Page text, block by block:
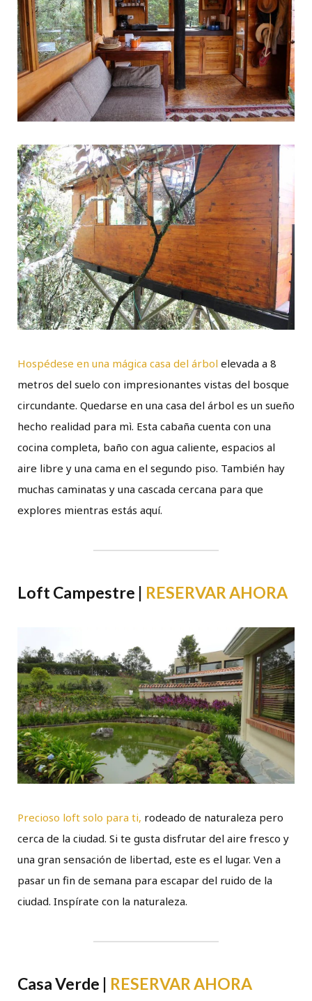
Hospédese en una mágica casa del árbol elevada a 8
metros del suelo con impresionantes vistas del bosque
circundante. Quedarse en una casa del árbol es un sueño
hecho realidad para mì. Esta cabaña cuenta con una
cocina completa, baño con agua caliente, espacios al
aire libre y una cama en el segundo piso. También hay
muchas caminatas y una cascada cercana para que
explores mientras estás aquí.
Loft Campestre | RESERVAR AHORA
Precioso loft solo para ti, rodeado de naturaleza pero
cerca de la ciudad. Si te gusta disfrutar del aire fresco y
una gran sensación de libertad, este es el lugar. Ven a
pasar un fin de semana para escapar del ruido de la
ciudad. Inspírate con la naturaleza.
Casa Verde | RESERVAR AHORA